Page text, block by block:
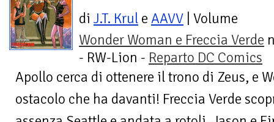
di J.T. Krul e AAVV | Volume
Wonder Woman e Freccia Verde
- RW-Lion - Reparto DC Comics
Apollo cerca di ottenere il trono di Zeus, e
ostacolo che ha davanti! Freccia Verde